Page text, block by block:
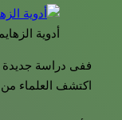
أدوية
ففى دراسة جديدة
اكتشف العلماء